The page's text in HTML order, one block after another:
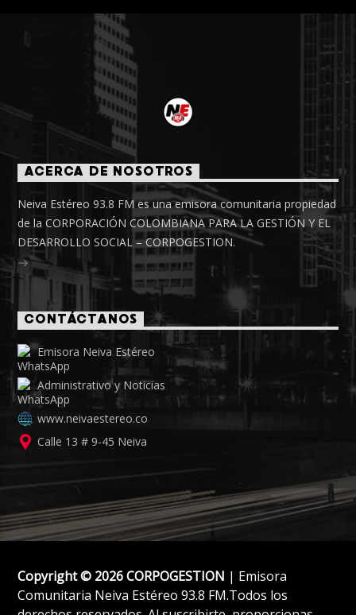
ACERCA DE NOSOTROS
Neiva Estéreo 93.8 FM es una emisora comunitaria propiedad
de la CORPORACIÓN COLOMBIANA PARA LA GESTIÓN Y EL
DESARROLLO SOCIAL – CORPOGESTION.
CONTÁCTANOS
Emisora Neiva Estéreo
Administrativo y Noticias
www.neivaestereo.co
Calle 13 # 9-45 Neiva
Copyright © 2026 CORPOGESTION | Emisora
Comunitaria Neiva Estéreo 93.8 FM.Todos los